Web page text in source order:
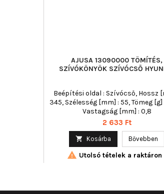
AJUSA 13090000 TÖMÍTÉS,
SZÍVÓKÖNYÖK SZÍVÓCSŐ
Beépítési oldal : Szívócső, Hossz
345, Szélesség [mm] : 55, Tömeg [g]
Vastagság [mm] : 0,8
Ár
2 633 Ft
 Kosárba Bővebben
 Utolsó tételek a raktáron